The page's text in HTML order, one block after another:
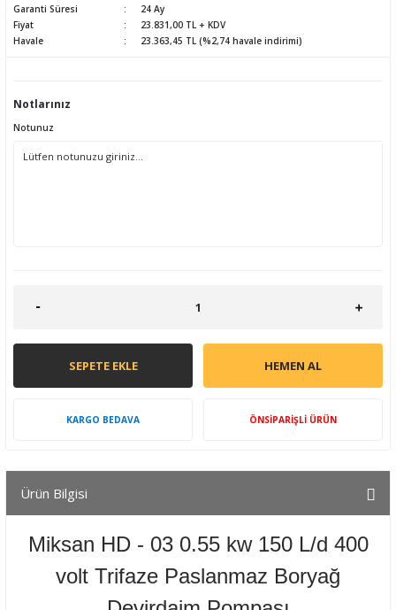
Garanti Süresi
24 Ay
Fiyat
23.831,00 TL + KDV
Havale
23.363,45 TL (%2,74 havale indirimi)
Notlarınız
Notunuz
SEPETE EKLE HEMEN AL
KARGO BEDAVA ÖNSİPARİŞLİ ÜRÜN
Ürün Bilgisi
Miksan HD - 03 0.55 kw 150 L/d 400
volt Trifaze Paslanmaz Boryağ